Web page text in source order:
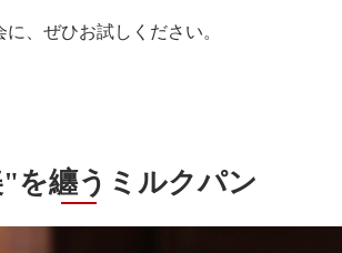
に、ぜひお試しください。
を纏うミルクパン